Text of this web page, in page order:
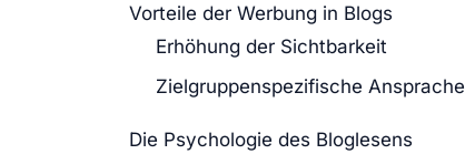
Vorteile der Werbung in Blogs
Erhöhung der Sichtbarkeit
Zielgruppenspezifische Ansprache
Die Psychologie des Bloglesens